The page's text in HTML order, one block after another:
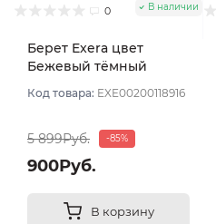
0 В наличии
Берет Exera цвет
Бежевый тёмный
Код товара: EXE00200118916
5 899Руб. -85%
900Руб.
В корзину